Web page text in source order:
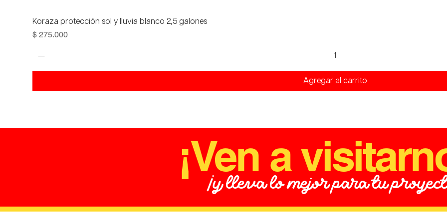
Koraza protección sol y lluvia blanco 2,5 galones
Precio
$ 275.000
Agregar al carrito
¡Ven a
¡y lleva lo mejor para tu